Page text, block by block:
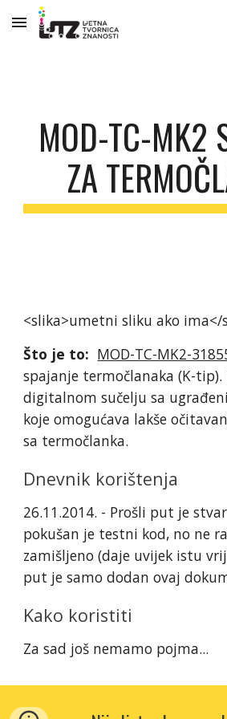
Skip to main content
MOD-TC-MK2
ZA
<slika>umetni sliku ako ima</
Što je to: MOD-TC-MK2-
spajanje termočlanaka (K-tip).
digitalnom sučelju sa
koje omogućava lakše
sa termočlanka.
Dnevnik korištenja
26.11.2014. - Prošli put je
pokušan je testni kod, no ne
zamišljeno (daje uvijek istu
put je samo dodan ovaj
Kako koristiti
Za sad još nemamo pojma...